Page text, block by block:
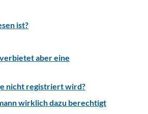
ist?
aber eine
nicht registriert wird?
wirklich dazu berechtigt